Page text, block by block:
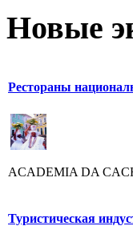
Новые
Рестораны
ACADEMIA DA
Туристическая